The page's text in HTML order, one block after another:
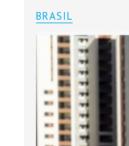
BRASIL